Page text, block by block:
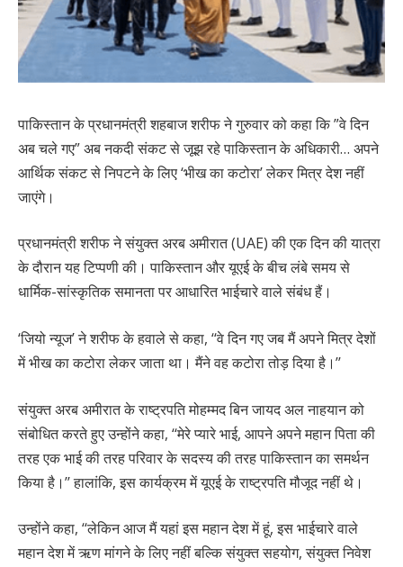
पाकिस्तान के प्रधानमंत्री शहबाज शरीफ ने गुरुवार को कहा कि ”वे दिन
अब चले गए” अब नकदी संकट से जूझ रहे पाकिस्तान के अधिकारी… अपने
आर्थिक संकट से निपटने के लिए ‘भीख का कटोरा’ लेकर मित्र देश नहीं
जाएंगे।
प्रधानमंत्री शरीफ ने संयुक्त अरब अमीरात (UAE) की एक दिन की यात्रा
के दौरान यह टिप्पणी की। पाकिस्तान और यूएई के बीच लंबे समय से
धार्मिक-सांस्कृतिक समानता पर आधारित भाईचारे वाले संबंध हैं।
‘जियो न्यूज’ ने शरीफ के हवाले से कहा, ‘‘वे दिन गए जब मैं अपने मित्र देशों
में भीख का कटोरा लेकर जाता था। मैंने वह कटोरा तोड़ दिया है।’’
संयुक्त अरब अमीरात के राष्ट्रपति मोहम्मद बिन जायद अल नाहयान को
संबोधित करते हुए उन्होंने कहा, ‘‘मेरे प्यारे भाई, आपने अपने महान पिता की
तरह एक भाई की तरह परिवार के सदस्य की तरह पाकिस्तान का समर्थन
किया है।’’ हालांकि, इस कार्यक्रम में यूएई के राष्ट्रपति मौजूद नहीं थे।
उन्होंने कहा, ‘‘लेकिन आज मैं यहां इस महान देश में हूं, इस भाईचारे वाले
महान देश में ऋण मांगने के लिए नहीं बल्कि संयुक्त सहयोग, संयुक्त निवेश